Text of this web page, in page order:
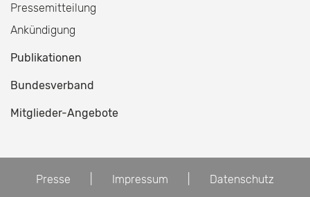
Pressemitteilung
Ankündigung
Publikationen
Bundesverband
Mitglieder-Angebote
Presse Impressum Datenschutz